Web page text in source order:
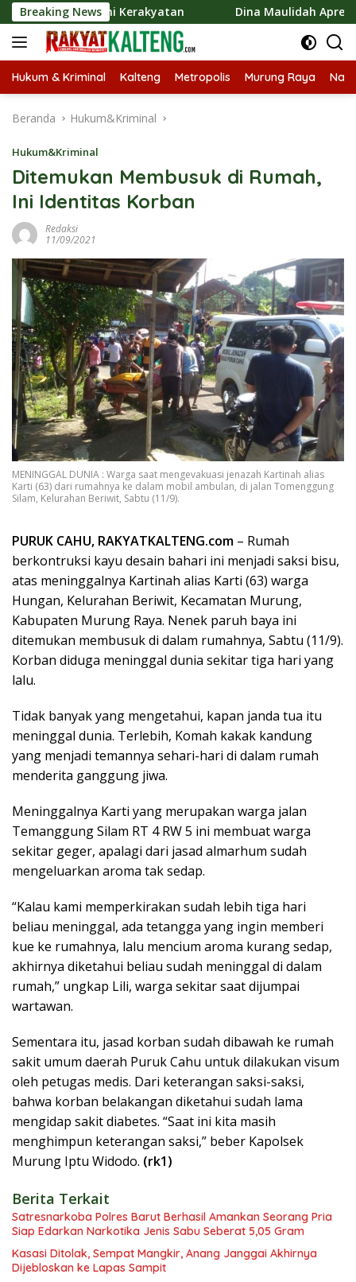
Langsung
ke
konten
Breaking News
Kerakyatan Dina Maulidah Apresiasi Festival
Hukum & Kriminal Kalteng Metropolis Murung Raya
Beranda Hukum&Kriminal
Hukum&Kriminal
Ditemukan Membusuk di Rumah,
Ini Identitas Korban
Redaksi
11/09/2021
MENINGGAL DUNIA : Warga saat mengevakuasi jenazah Kartinah alias
Karti (63) dari rumahnya ke dalam mobil ambulan, di jalan Tomenggung
Silam, Kelurahan Beriwit, Sabtu (11/9).
PURUK CAHU, RAKYATKALTENG.com – Rumah
berkontruksi kayu desain bahari ini menjadi saksi bisu,
atas meninggalnya Kartinah alias Karti (63) warga
Hungan, Kelurahan Beriwit, Kecamatan Murung,
Kabupaten Murung Raya. Nenek paruh baya ini
ditemukan membusuk di dalam rumahnya, Sabtu (11/9).
Korban diduga meninggal dunia sekitar tiga hari yang
lalu.
Tidak banyak yang mengetahui, kapan janda tua itu
meninggal dunia. Terlebih, Komah kakak kandung
yang menjadi temannya sehari-hari di dalam rumah
menderita ganggung jiwa.
Meninggalnya Karti yang merupakan warga jalan
Temanggung Silam RT 4 RW 5 ini membuat warga
sekitar geger, apalagi dari jasad almarhum sudah
mengeluarkan aroma tak sedap.
“Kalau kami memperkirakan sudah lebih tiga hari
beliau meninggal, ada tetangga yang ingin memberi
kue ke rumahnya, lalu mencium aroma kurang sedap,
akhirnya diketahui beliau sudah meninggal di dalam
rumah,” ungkap Lili, warga sekitar saat dijumpai
wartawan.
Sementara itu, jasad korban sudah dibawah ke rumah
sakit umum daerah Puruk Cahu untuk dilakukan visum
oleh petugas medis. Dari keterangan saksi-saksi,
bahwa korban belakangan diketahui sudah lama
mengidap sakit diabetes. “Saat ini kita masih
menghimpun keterangan saksi,” beber Kapolsek
Murung Iptu Widodo. (rk1)
Berita Terkait
Satresnarkoba Polres Barut Berhasil Amankan Seorang Pria
Siap Edarkan Narkotika Jenis Sabu Seberat 5,05 Gram
Kasasi Ditolak, Sempat Mangkir, Anang Janggai Akhirnya
Dijebloskan ke Lapas Sampit